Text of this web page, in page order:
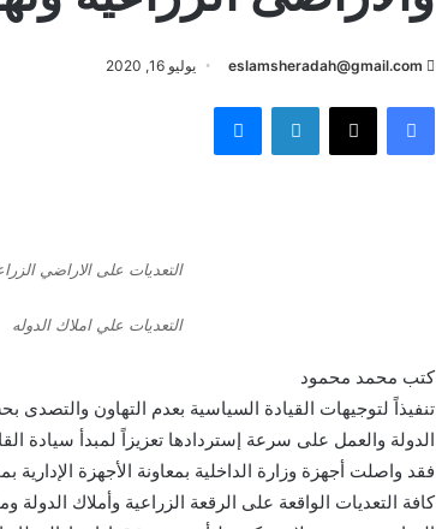
eslamsheradah@gmail.com يوليو 16, 2020
فيسبوك لينكدإن
التعديات على الاراضي
التعديات علي املاك الدوله
كتب محمد محمود
تنفيذاً لتوجيهات القيادة السياسية بعدم التهاون والتصدى
الدولة والعمل على سرعة إستردادها تعزيزاً لمبدأ سيادة
فقد واصلت أجهزة وزارة الداخلية بمعاونة الأجهزة
كافة التعديات الواقعة على الرقعة الزراعية وأملاك